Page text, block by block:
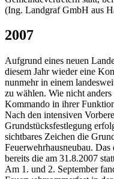
(Ing. Landgraf GmbH aus
2007
Aufgrund eines neuen
diesem Jahr wieder eine
nunmehr in einem
zu wählen. Wie nicht
Kommando in ihrer
Nach den intensiven
Grundstücksfestlegung
sichtbares Zeichen die
Feuerwehrhausneubau.
bereits die am 31.8.2007
Am 1. und 2. September